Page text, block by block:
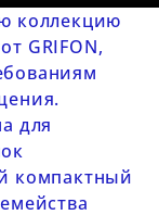
коллекцию
GRIFON,
для
компактный